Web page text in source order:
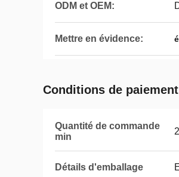
ODM et OEM:
Mettre en évidence:
Conditions de
Quantité de commande
min
Détails d'emballage